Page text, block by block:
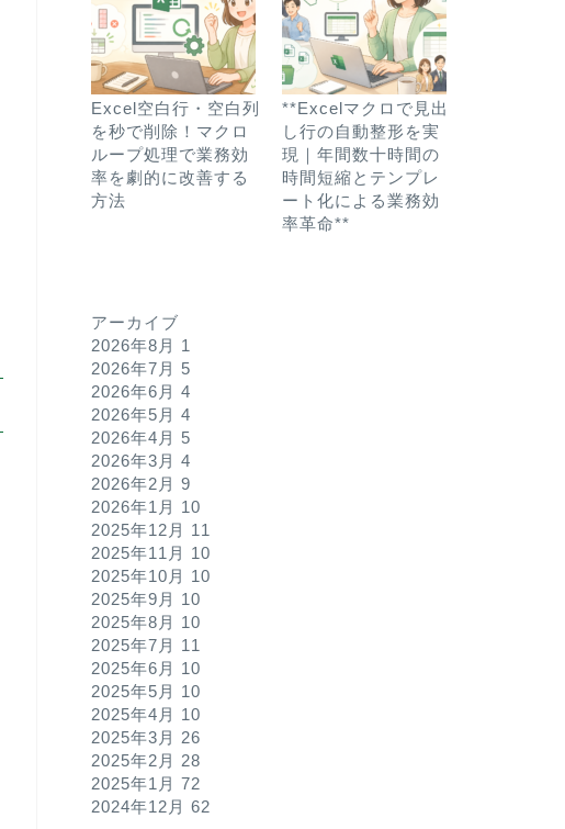
Excel空白行・空白列
を秒で削除！マクロ
ループ処理で業務効
率を劇的に改善する
方法
**Excelマクロで見出
し行の自動整形を実
現｜年間数十時間の
時間短縮とテンプレ
ート化による業務効
率革命**
アーカイブ
2026年8月 1
2026年7月 5
2026年6月 4
2026年5月 4
2026年4月 5
2026年3月 4
2026年2月 9
2026年1月 10
2025年12月 11
2025年11月 10
2025年10月 10
2025年9月 10
2025年8月 10
2025年7月 11
2025年6月 10
2025年5月 10
2025年4月 10
2025年3月 26
2025年2月 28
2025年1月 72
2024年12月 62